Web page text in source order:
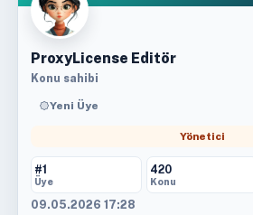
ProxyLicense Editör
Konu sahibi
Yeni Üye
Yönetici
#1
Üye
420
Konu
09.05.2026 17:28